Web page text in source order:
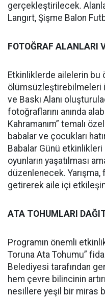
gerçekleştirilecek.
Langırt, Şişme Balon
FOTOĞRAF ALANLARI
Etkinliklerde ailelerin bu
ölümsüzleştirebilmeleri
ve Baskı Alanı
fotoğraflarını anında
Kahramanım” temalı
babalar ve çocukları
Babalar Günü
oyunların yaşatılması
düzenlenecek. Yarışma,
getirerek aile içi
ATA TOHUMLARI
Programın önemli
Toruna Ata Tohumu”
Belediyesi tarafından
hem çevre bilincinin
nesillere yeşil bir miras